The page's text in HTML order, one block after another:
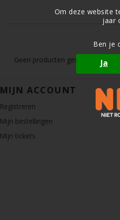
Om deze website
jaar
Ben je
Ja
Geen producten gevonden!...
MIJN ACCOUNT
Registreren
Mijn bestellingen
Mijn tickets